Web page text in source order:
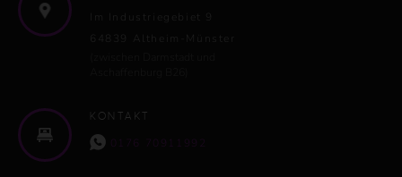
Im Industriegebiet 9
64839 Altheim-Münster
Kontakt